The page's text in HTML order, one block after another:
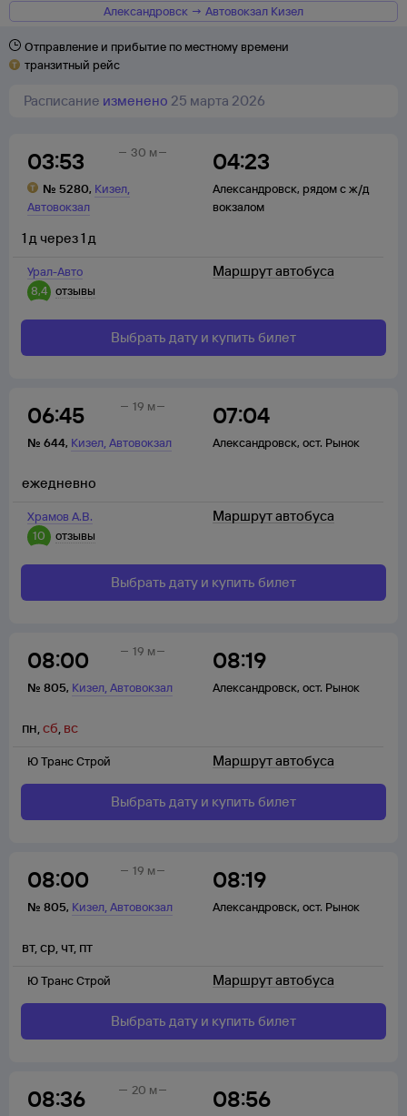
Александровск → Автовокзал Кизел
Отправление и прибытие по местному времени
транзитный рейс
Расписание изменено 25 марта 2026
03:53
№ 5280, Кизел,
Автовокзал
04:23
Александровск, рядом с ж/д
вокзалом
30 м
Урал-Авто
8,4 отзывы
1 д через1 д
Маршрут автобуса
Выбрать дату и купить билет
06:45
№ 644, Кизел,Автовокзал
07:04
Александровск, ост. Рынок
19 м
Храмов А.В.
10
отзывы
ежедневно
Маршрут автобуса
Выбрать дату и купить билет
08:00
№ 805, Кизел,Автовокзал
08:19
Александровск, ост. Рынок
19 м
Ю Транс Строй
пн,сб, вс
Маршрут автобуса
Выбрать дату и купить билет
08:00
№ 805, Кизел,Автовокзал
08:19
Александровск, ост. Рынок
19 м
Ю Транс Строй
вт,ср, чт, пт
Маршрут автобуса
Выбрать дату и купить билет
08:36 08:56
20 м